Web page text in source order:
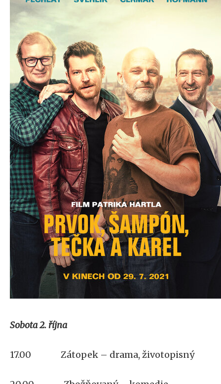
Sobota 2. října
17.00 Zátopek – drama, životopisný